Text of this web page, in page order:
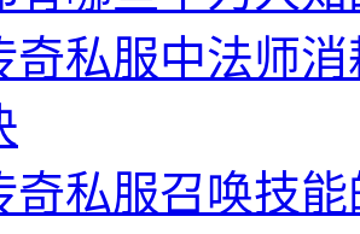
奇私服中法师
奇私服召唤技